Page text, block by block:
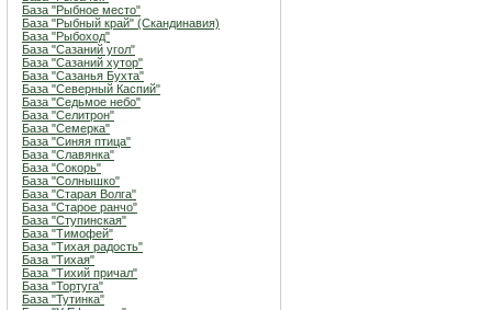
База "Рыбное место"
База "Рыбный край" (Скандинавия)
База "Рыбоход"
База "Сазаний угол"
База "Сазаний хутор"
База "Сазанья Бухта"
База "Северный Каспий"
База "Седьмое небо"
База "Селитрон"
База "Семерка"
База "Синяя птица"
База "Славянка"
База "Сокорь"
База "Солнышко"
База "Старая Волга"
База "Старое ранчо"
База "Ступинская"
База "Тимофей"
База "Тихая радость"
База "Тихая"
База "Тихий причал"
База "Тортуга"
База "Тутинка"